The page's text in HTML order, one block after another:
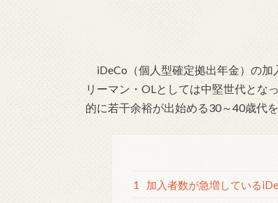
iDeCo（個人型確定拠出年金）の加
リーマン・OLとしては中堅世代とな
的に若干余裕が出始める30～40歳代
1 加入者数が急増している